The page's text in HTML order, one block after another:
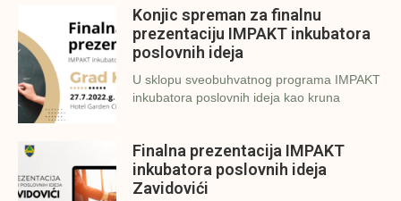
Konjic spreman za finalnu
prezentaciju IMPAKT inkubatora
poslovnih ideja
U sklopu sveobuhvatnog programa IMPAKT
inkubatora poslovnih ideja kao kruna
Finalna prezentacija IMPAKT
inkubatora poslovnih ideja
Zavidovići